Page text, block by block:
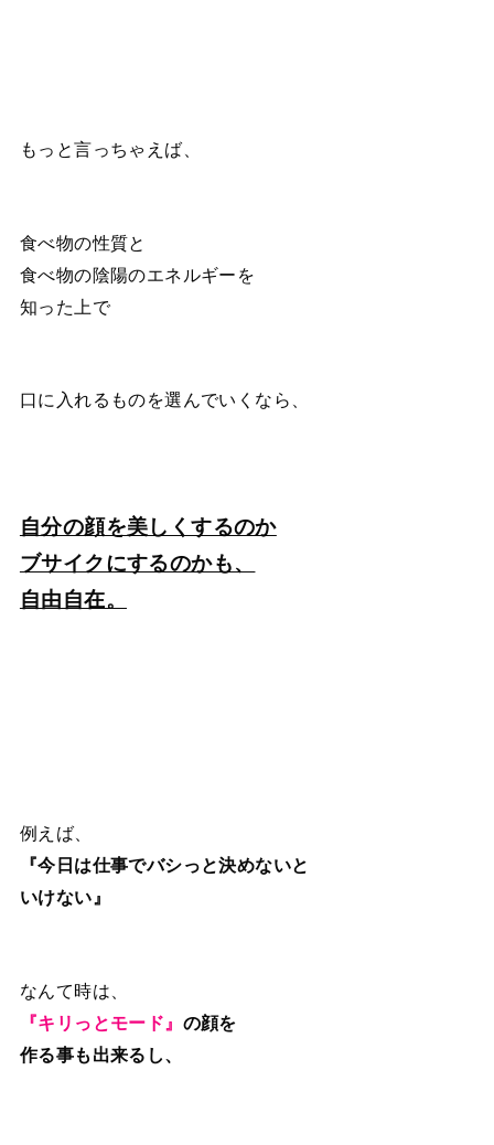
もっと言っちゃえば、
食べ物の性質と
食べ物の陰陽のエネルギーを
知った上で
口に入れるものを選んでいくなら、
自分の顔を美しくするのか
ブサイクにするのかも、
自由自在。
例えば、
『今日は仕事でバシっと決めないと
いけない』
なんて時は、
『キリっとモード』 の顔を
作る事も出来るし、